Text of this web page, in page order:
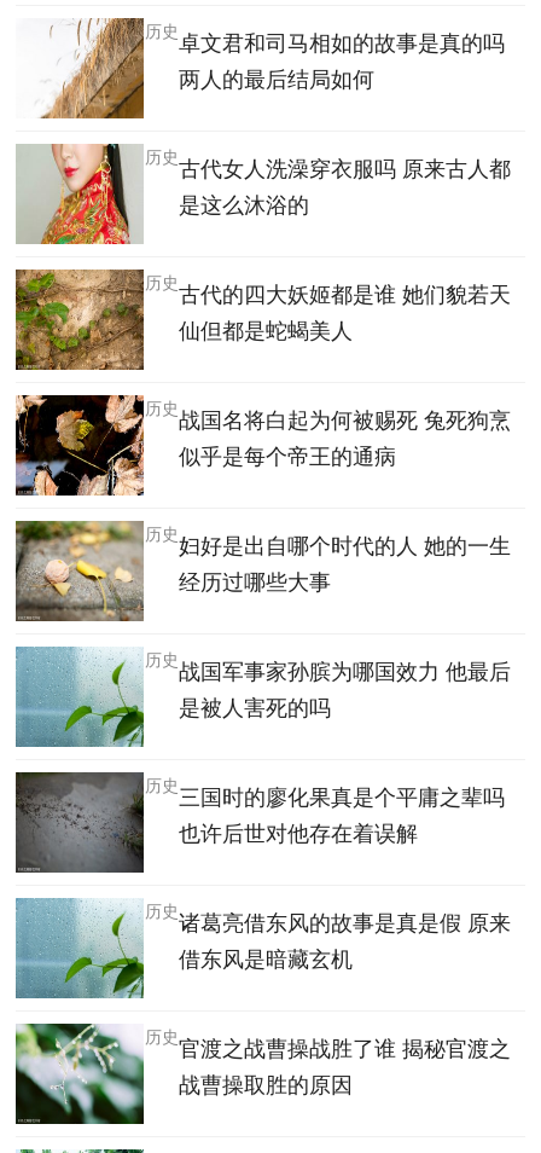
卓文君和司马相如的故事是真的吗
两人的最后结局如何
历史
古代女人洗澡穿衣服吗 原来古人都
是这么沐浴的
历史
古代的四大妖姬都是谁 她们貌若天
仙但都是蛇蝎美人
历史
战国名将白起为何被赐死 兔死狗烹
似乎是每个帝王的通病
历史
妇好是出自哪个时代的人 她的一生
经历过哪些大事
历史
战国军事家孙膑为哪国效力 他最后
是被人害死的吗
历史
三国时的廖化果真是个平庸之辈吗
也许后世对他存在着误解
历史
诸葛亮借东风的故事是真是假 原来
借东风是暗藏玄机
历史
官渡之战曹操战胜了谁 揭秘官渡之
战曹操取胜的原因
历史